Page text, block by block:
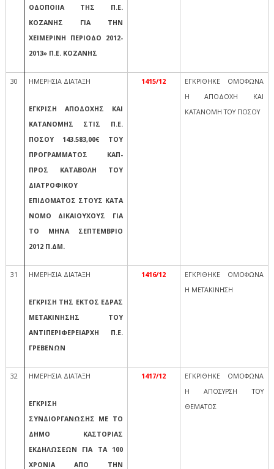
ΟΔΟΠΟΙΙΑ ΤΗΣ Π.Ε.
ΚΟΖΑΝΗΣ ΓΙΑ ΤΗΝ
ΧΕΙΜΕΡΙΝΗ ΠΕΡΙΟΔΟ 2012-
2013» Π.Ε. ΚΟΖΑΝΗΣ
30 ΗΜΕΡΗΣΙΑ ΔΙΑΤΑΞΗ
ΕΓΚΡΙΣΗ ΑΠΟΔΟΧΗΣ ΚΑΙ
ΚΑΤΑΝΟΜΗΣ ΣΤΙΣ Π.Ε.
ΠΟΣΟΥ 143.583,00€ ΤΟΥ
ΠΡΟΓΡΑΜΜΑΤΟΣ ΚΑΠ-
ΠΡΟΣ ΚΑΤΑΒΟΛΗ ΤΟΥ
ΔΙΑΤΡΟΦΙΚΟΥ
ΕΠΙΔΟΜΑΤΟΣ ΣΤΟΥΣ ΚΑΤΑ
ΝΟΜΟ ΔΙΚΑΙΟΥΧΟΥΣ ΓΙΑ
ΤΟ ΜΗΝΑ ΣΕΠΤΕΜΒΡΙΟ
2012 Π.ΔΜ.
1415/12
ΕΓΚΡΙΘΗΚΕ ΟΜΟΦΩΝΑ
Η ΑΠΟΔΟΧΗ ΚΑΙ
ΚΑΤΑΝΟΜΗ ΤΟΥ ΠΟΣΟΥ
31 ΗΜΕΡΗΣΙΑ ΔΙΑΤΑΞΗ
ΕΓΚΡΙΣΗ ΤΗΣ ΕΚΤΟΣ ΕΔΡΑΣ
ΜΕΤΑΚΙΝΗΣΗΣ ΤΟΥ
ΑΝΤΙΠΕΡΙΦΕΡΕΙΑΡΧΗ Π.Ε.
ΓΡΕΒΕΝΩΝ
1416/12
ΕΓΚΡΙΘΗΚΕ ΟΜΟΦΩΝΑ
Η ΜΕΤΑΚΙΝΗΣΗ
32 ΗΜΕΡΗΣΙΑ ΔΙΑΤΑΞΗ
ΕΓΚΡΙΣΗ
ΣΥΝΔΙΟΡΓΑΝΩΣΗΣ ΜΕ ΤΟ
ΔΗΜΟ ΚΑΣΤΟΡΙΑΣ
ΕΚΔΗΛΩΣΕΩΝ ΓΙΑ ΤΑ 100
ΧΡΟΝΙΑ ΑΠΟ ΤΗΝ
1417/12
ΕΓΚΡΙΘΗΚΕ ΟΜΟΦΩΝΑ
Η ΑΠΟΣΥΡΣΗ ΤΟΥ
ΘΕΜΑΤΟΣ